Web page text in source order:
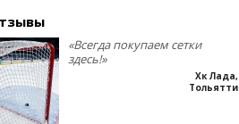
«Всегда покупаем сетки
здесь!»
Хк Лада,
Тольятти